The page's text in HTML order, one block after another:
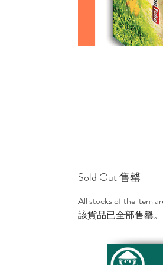
Sold Out 售罄
All stocks of the item
該貨品已全部售罄。